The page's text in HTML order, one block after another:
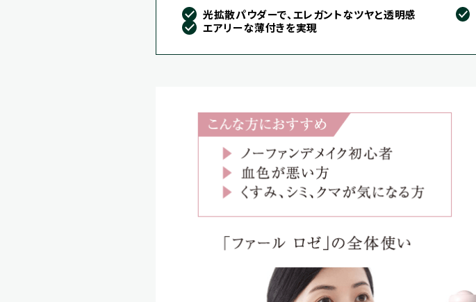
光拡散パウダーで、エレガントなツヤと透明感
エアリーな薄付きを実現